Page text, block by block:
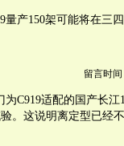
量产150架可能将在三
留言时间
C919适配的国产长江
。这说明离定型已经